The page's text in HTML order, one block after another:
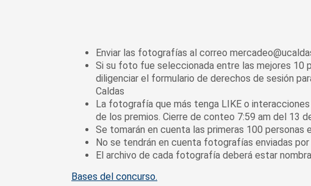
Enviar las fotografías al correo
Si su foto fue seleccionada entre las mejores 10
diligenciar el formulario de derechos de sesión
Caldas
La fotografía que más tenga LIKE o
de los premios. Cierre de conteo 7:59 am del 13
Se tomarán en cuenta las primeras 100 personas
No se tendrán en cuenta fotografías enviadas
El archivo de cada fotografía deberá estar
Bases del concurso.